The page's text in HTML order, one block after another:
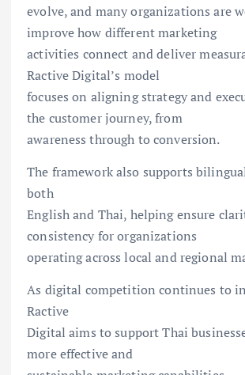
evolve, and many organizations are
improve how different marketing
activities connect and deliver
Ractive Digital’s model
focuses on aligning strategy and
the customer journey, from
awareness through to conversion.
The framework also supports
both
English and Thai, helping ensure
consistency for organizations
operating across local and regional
As digital competition continues to
Ractive
Digital aims to support Thai
more effective and